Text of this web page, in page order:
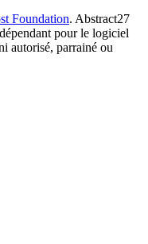
Foundation. Abstract27
pour le logiciel
autorisé, parrainé ou